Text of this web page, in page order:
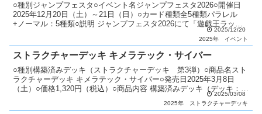
○種別ジャンプフェスタ○イベント名ジャンプフェスタ2026○開催日
2025年12月20日（土）～21日（日）○カード種類全5種類パラレル
+ノーマル：5種類○説明 ジャンプフェスタ2026にて「遊戯王ラッシ
2025/12/20
2025年
イベント
ストラクチャーデッキ キメラテック・サイバー
○種別構築済みデッキ（ストラクチャーデッキ 第3弾）○商品名スト
ラクチャーデッキ キメラテック・サイバー○発売日2025年3月8日
（土）○価格1,320円（税込）○商品内容 構築済みデッキ（デッキ：
2025/03/08
2025年
ストラクチャーデッキ